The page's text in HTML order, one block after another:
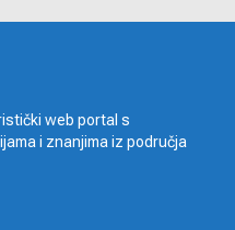
web portal s
i znanjima iz područja